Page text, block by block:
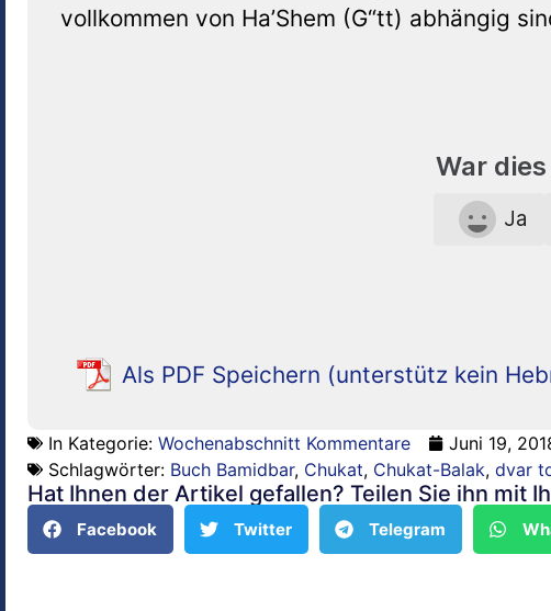
vollkommen von Ha’Shem (G“tt) abhängig
War
Ja
Als PDF Speichern (unterstütz kein
In Kategorie: Wochenabschnitt Kommentare
Juni 19,
Schlagwörter: Buch Bamidbar, Chukat, Chukat-Balak, dvar
Hat Ihnen der Artikel gefallen? Teilen Sie ihn mit
Facebook Twitter Telegram